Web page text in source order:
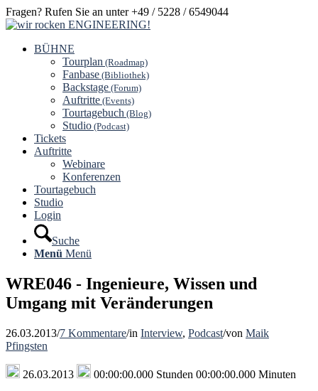
Fragen? Rufen Sie an unter +49 / 5228 / 6549044
BÜHNE
Tourplan (Roadmap)
Fanbase (Bibliothek)
Backstage (Forum)
Auftritte (Events)
Tourtagebuch (Blog)
Studio (Podcast)
Tickets
Auftritte
Webinare
Konferenzen
Tourtagebuch
Studio
Login
Suche
Menü Menü
WRE046 - Ingenieure, Wissen und
Umgang mit Veränderungen
26.03.2013/7 Kommentare/in Interview, Podcast/von Maik
Pfingsten
26.03.2013
00:00:00.000 Stunden 00:00:00.000 Minuten